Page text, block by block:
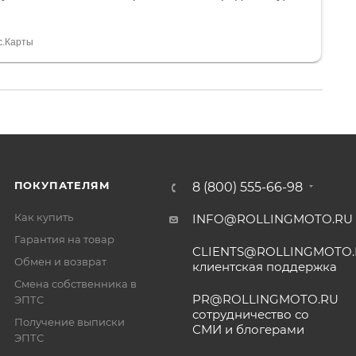
всегда на связи, очень детально всё
ПОКУПАТЕЛЯМ
Как купить
Гарантия на товар
Обмен и возврат
Смена собственника в
ЭПТС
Получение выписки
ЭПТС
8 (800) 555-66-98
INFO@ROLLINGMOTO.RU
клиентская поддержка
PR@ROLLINGMOTO.RU
сотрудничество со
СМИ и блогерами